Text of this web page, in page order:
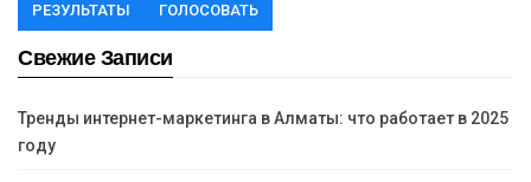
РЕЗУЛЬТАТЫ ГОЛОСОВАТЬ
Свежие Записи
Тренды интернет-маркетинга в Алматы: что работает в 2025
году